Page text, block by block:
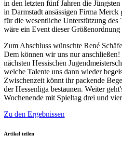
in den letzten fünf Jahren die
in Darmstadt ansässigen Firma
für die wesentliche Unterstützung des
wäre ein Event dieser
Zum Abschluss wünschte René
Dem können wir uns nur
nächsten Hessischen
welche Talente uns dann wieder
Zwischenzeit könnt ihr packende
der Hessenliga bestaunen. Weiter
Wochenende mit Spieltag drei und
Zu den Ergebnissen
Artikel teilen